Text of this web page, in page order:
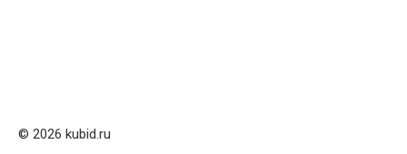
© 2026 kubid.ru